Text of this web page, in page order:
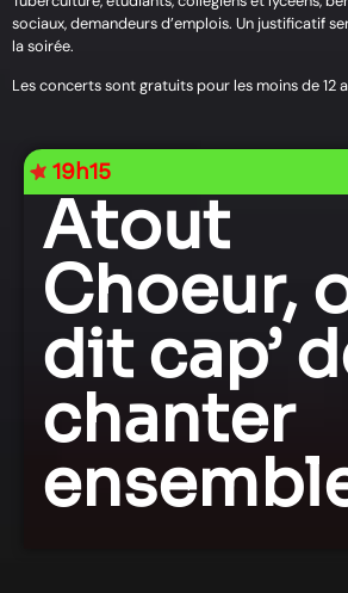
sociaux, demandeurs d’emplois. Un justificatif
la soirée.
Les concerts sont gratuits pour les moins de 12
19h15
Atout
Choeur,
dit cap’
chanter